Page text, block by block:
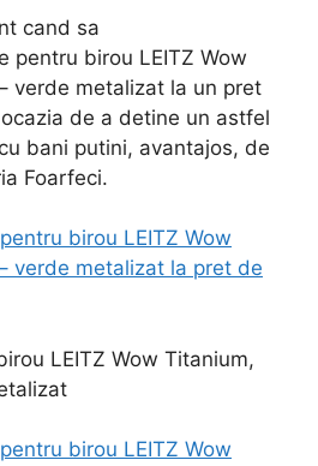
cand sa
pentru birou LEITZ Wow
verde metalizat la un pret
de a detine un astfel
bani putini, avantajos, de
Foarfeci.
birou LEITZ Wow
verde metalizat la pret de
birou LEITZ Wow